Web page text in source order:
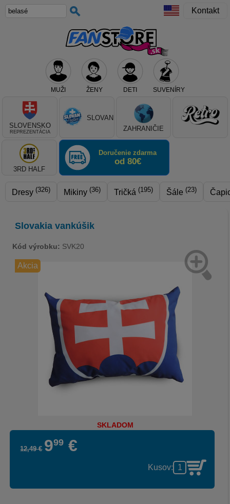
Kontakt
MUŽI ŽENY DETI SUVENÍRY
Teraz vyberte klub, alebo typ výrobku
SLOVENSKO
REPREZENTÁCIA
SLOVAN
ZAHRANIČIE
3RD HALF
Doručenie zdarma
od 80€
Dresy (326) Mikiny (36) Tričká (195) Šále (23)
Slovakia vankúšik
Kód výrobku: SVK20
Akcia
SKLADOM
12,49€ 999 €
Kusov: